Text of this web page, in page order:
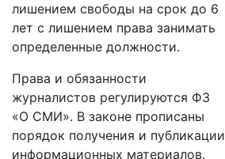
лишением свободы на срок до 6
лет с лишением права занимать
определенные должности.
Права и обязанности
журналистов регулируются ФЗ
«О СМИ». В законе прописаны
порядок получения и публикации
информационных материалов.